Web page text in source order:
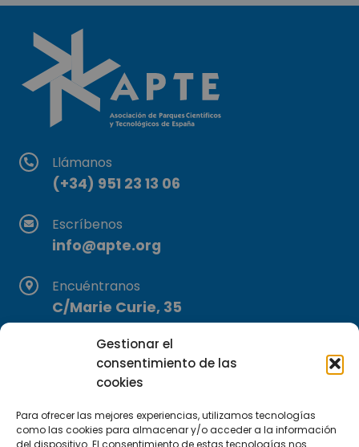
Gestionar el
consentimiento de las
cookies
Para ofrecer las mejores experiencias, utilizamos tecnologías
como las cookies para almacenar y/o acceder a la información
del dispositivo. El consentimiento de estas tecnologías nos
Llámanos
(+34) 951 23 13 06
Escríbenos
info@apte.org
Encuéntranos
C/Marie Curie, 35
29590 Campanillas, Málaga